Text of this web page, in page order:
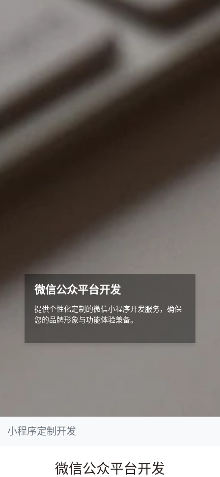
微信公众平台开发
提供个性化定制的微信小程序开发服务，确保
您的品牌形象与功能体验兼备。
小程序定制开发
微信公众平台开发